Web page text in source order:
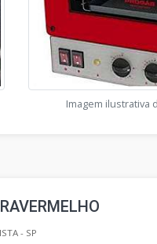
Imagem ilustrativa
- SP